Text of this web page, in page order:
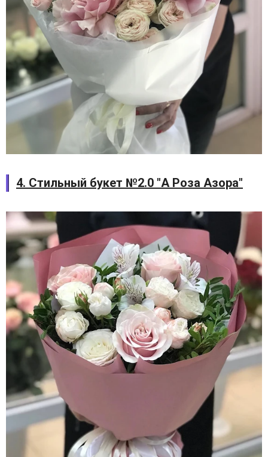
4. Стильный букет №2.0 "А Роза Азора"